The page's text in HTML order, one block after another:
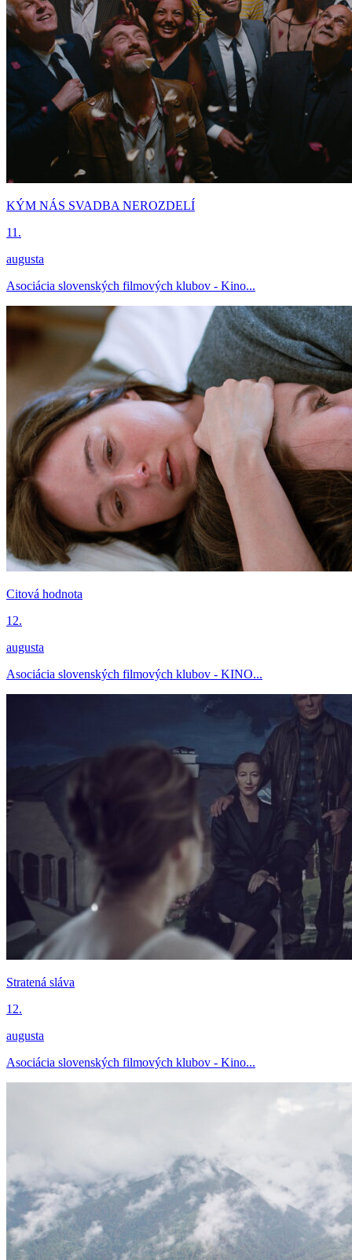
KÝM NÁS SVADBA NEROZDELÍ
11.
augusta
Asociácia slovenských filmových klubov - Kino...
Citová hodnota
12.
augusta
Asociácia slovenských filmových klubov - KINO...
Stratená sláva
12.
augusta
Asociácia slovenských filmových klubov - Kino...